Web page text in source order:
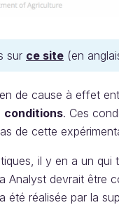
sur ce site (en
de cause à effet
conditions. Ces
de cette
il y en a un qui
Analyst devrait être
été réalisée par la